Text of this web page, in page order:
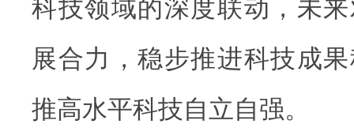
科技领域的深度联动，未
展合力，稳步推进科技成
推高水平科技自立自强。